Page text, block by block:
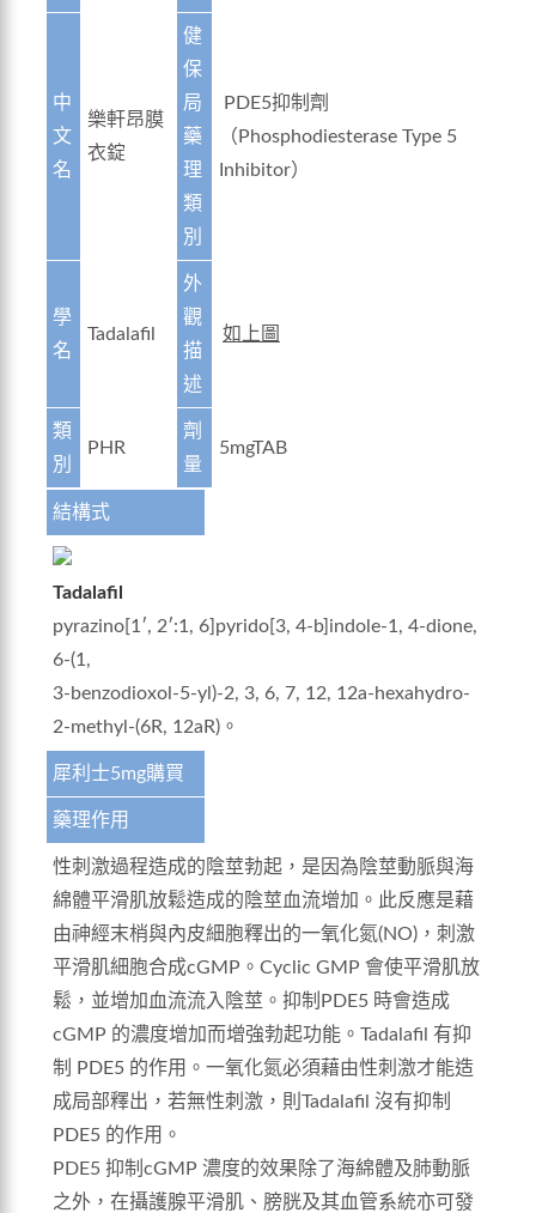
中
文
名
樂軒昂膜
衣錠
健
保
局
藥
理
類
別
PDE5抑制劑
（Phosphodiesterase Type 5
Inhibitor）
學
名
Tadalafil
外
觀
描
述
如上圖
類
別
PHR
劑
量
5mgTAB
結構式
Tadalafil
pyrazino[1′, 2′:1, 6]pyrido[3, 4-b]indole-1, 4-dione,
6-(1,
3-benzodioxol-5-yl)-2, 3, 6, 7, 12, 12a-hexahydro-
2-methyl-(6R, 12aR)。
犀利士5mg購買
藥理作用
性刺激過程造成的陰莖勃起，是因為陰莖動脈與海
綿體平滑肌放鬆造成的陰莖血流增加。此反應是藉
由神經末梢與內皮細胞釋出的一氧化氮(NO)，刺激
平滑肌細胞合成cGMP。Cyclic GMP 會使平滑肌放
鬆，並增加血流流入陰莖。抑制PDE5 時會造成
cGMP 的濃度增加而增強勃起功能。Tadalafil 有抑
制 PDE5 的作用。一氧化氮必須藉由性刺激才能造
成局部釋出，若無性刺激，則Tadalafil 沒有抑制
PDE5 的作用。
PDE5 抑制cGMP 濃度的效果除了海綿體及肺動脈
之外，在攝護腺平滑肌、膀胱及其血管系統亦可發